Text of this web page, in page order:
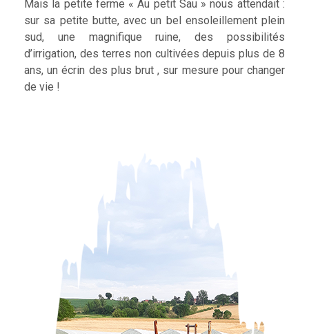
Mais la petite ferme « Au petit Sau » nous attendait :
sur sa petite butte, avec un bel ensoleillement plein
sud, une magnifique ruine, des possibilités
d’irrigation, des terres non cultivées depuis plus de 8
ans, un écrin des plus brut , sur mesure pour changer
de vie !